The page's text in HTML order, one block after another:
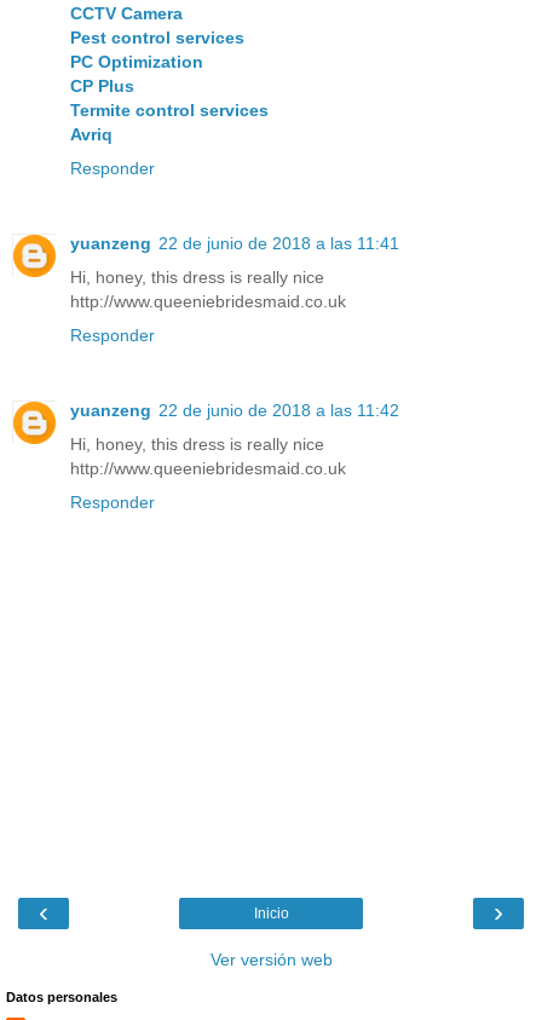
CCTV Camera
Pest control services
PC Optimization
CP Plus
Termite control services
Avriq
Responder
yuanzeng 22 de junio de 2018 a las 11:41
Hi, honey, this dress is really nice
http://www.queeniebridesmaid.co.uk
Responder
yuanzeng 22 de junio de 2018 a las 11:42
Hi, honey, this dress is really nice
http://www.queeniebridesmaid.co.uk
Responder
‹ ›
Inicio
Ver versión web
Datos personales